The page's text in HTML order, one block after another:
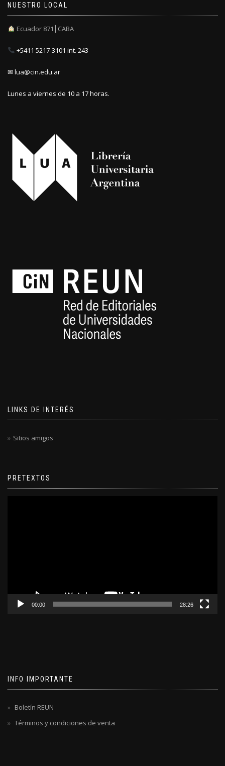
NUESTRO LOCAL
Ecuador 871┃CABA
+5411 5217-3101 int. 243
✉ lua@cin.edu.ar
Lunes a viernes de 10 a 17 horas.
LINKS DE INTERÉS
Sitios amigos
PRETEXTOS
00:00 28:26
INFO IMPORTANTE
Boletín REUN
Términos y condiciones de venta